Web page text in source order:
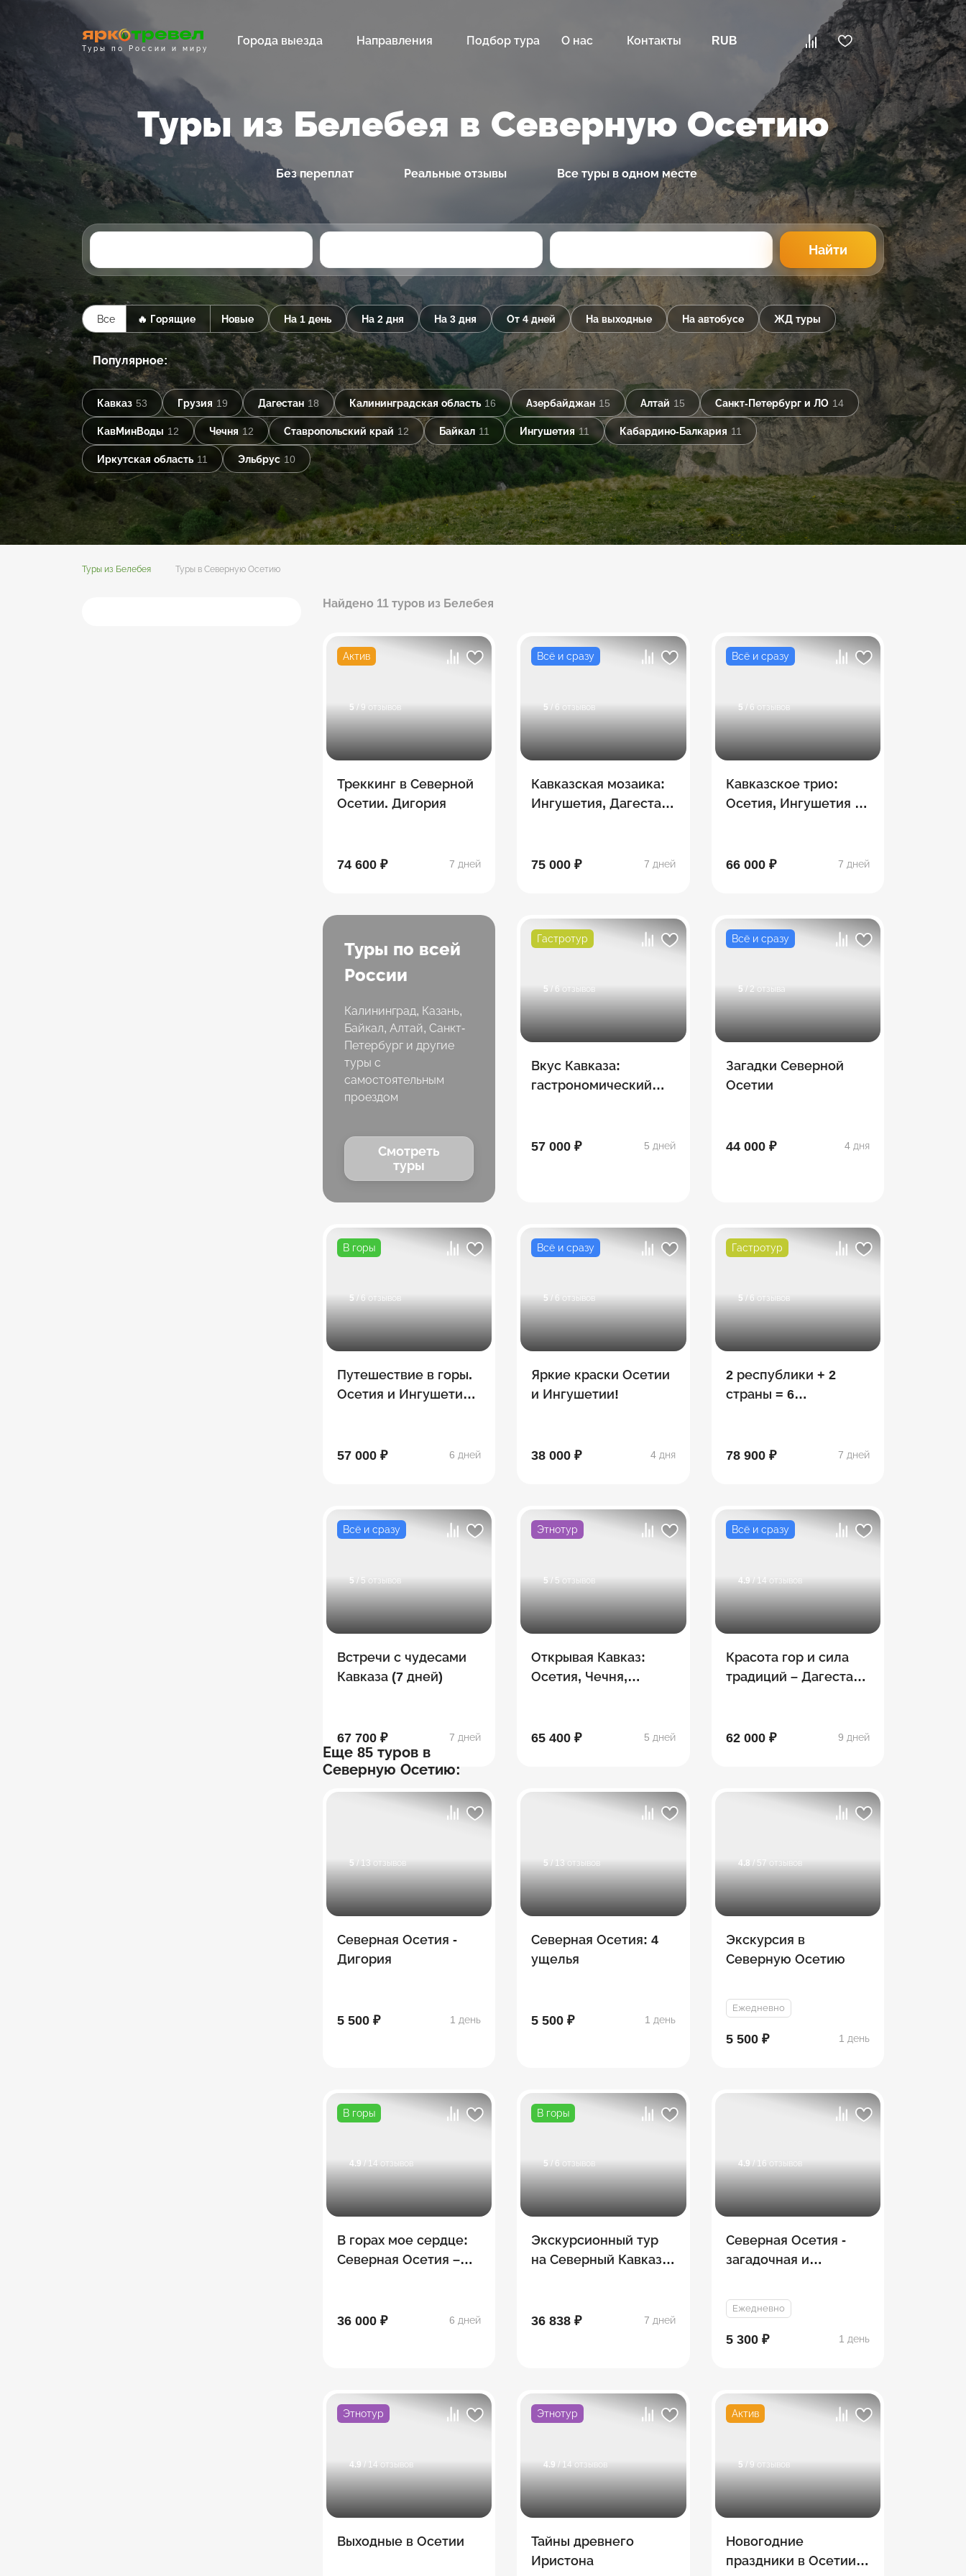
Туры по России и миру
Города выезда Направления Подбор тура О нас Контакты RUB
Туры из Белебея в Северную Осетию
Без переплат Реальные отзывы Все туры в одном месте
Найти
Все 🔥 Горящие Новые На 1 день На 2 дня На 3 дня От 4 дней На выходные На автобусе ЖД туры
Популярное:
Кавказ 53 Грузия 19 Дагестан 18 Калининградская область 16 Азербайджан 15 Алтай 15 Санкт-Петербург и ЛО 14
КавМинВоды 12 Чечня 12 Ставропольский край 12 Байкал 11 Ингушетия 11 Кабардино-Балкария 11
Иркутская область 11 Эльбрус 10
Туры из Белебея Туры в Северную Осетию
Найдено 11 туров из Белебея
Актив
5 / 9 отзывов
Треккинг в Северной
Осетии. Дигория
74 600 ₽ 7 дней
Всё и сразу
5 / 6 отзывов
Кавказская мозаика:
Ингушетия, Дагестан,
75 000 ₽
7 дней
Всё и сразу
5 / 6 отзывов
Кавказское трио:
Осетия, Ингушетия и
66 000 ₽ 7 дней
Туры по всей
России
Калининград, Казань,
Байкал, Алтай, Санкт-
Петербург и другие
туры с
самостоятельным
проездом
Смотреть
туры
Гастротур
5 / 6 отзывов
Вкус Кавказа:
гастрономический
57 000 ₽ 5 дней
Всё и сразу
5 / 2 отзыва
Загадки Северной
Осетии
44 000 ₽ 4 дня
В горы
5 / 6 отзывов
Путешествие в горы.
Осетия и Ингушетия!
57 000 ₽ 6 дней
Всё и сразу
5 / 6 отзывов
Яркие краски Осетии
и Ингушетии!
38 000 ₽ 4 дня
Гастротур
5 / 6 отзывов
2 республики + 2
страны = 6
- Осетия - Грузия
78 900 ₽ 7 дней
Всё и сразу
5 / 5 отзывов
Встречи с чудесами
Кавказа (7 дней)
67 700 ₽ 7 дней
Этнотур
5 / 5 отзывов
Открывая Кавказ:
Осетия, Чечня,
65 400 ₽ 5 дней
Всё и сразу
4.9 / 14 отзывов
Красота гор и сила
традиций – Дагестан
62 000 ₽
9 дней
Еще 85 туров в
Северную Осетию:
5 / 13 отзывов
Северная Осетия -
Дигория
5 500 ₽ 1 день
5 / 13 отзывов
Северная Осетия: 4
ущелья
5 500 ₽ 1 день
4.8 / 57 отзывов
Экскурсия в
Северную Осетию
Ежедневно
5 500 ₽ 1 день
В горы
4.9 / 14 отзывов
В горах мое сердце:
Северная Осетия –
36 000 ₽ 6 дней
В горы
5 / 6 отзывов
Экскурсионный тур
на Северный Кавказ:
36 838 ₽ 7 дней
4.9 / 16 отзывов
Северная Осетия -
загадочная и
группа)
Ежедневно
5 300 ₽ 1 день
Этнотур
4.9 / 14 отзывов
Выходные в Осетии
Этнотур
4.9 / 14 отзывов
Тайны древнего
Иристона
Актив
5 / 9 отзывов
Новогодние
праздники в Осетии.